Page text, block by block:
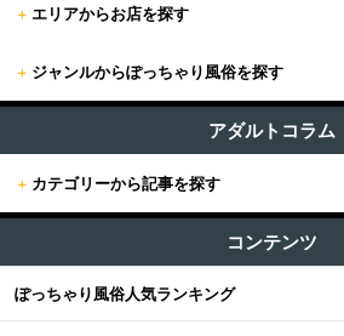
+ エリアからお店を探す
+東京
東京全域
新宿・歌舞伎町・新大久保・高田馬場
池袋・大塚・巣鴨
関東版TOP
埼玉県
+関西
関西全域
東海・北陸・甲信越版TOP
+ ジャンルからぽっちゃり風俗を探す
ソープ (0)
アダルトコラム
+ カテゴリーから記事を探す
コンテンツ
ぽっちゃり風俗人気ランキング